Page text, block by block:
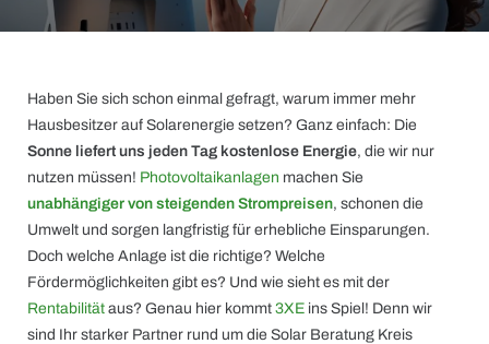
Haben Sie sich schon einmal gefragt, warum immer mehr
Hausbesitzer auf Solarenergie setzen? Ganz einfach: Die
Sonne liefert uns jeden Tag kostenlose Energie, die wir nur
nutzen müssen! Photovoltaikanlagen machen Sie
unabhängiger von steigenden Strompreisen, schonen die
Umwelt und sorgen langfristig für erhebliche Einsparungen.
Doch welche Anlage ist die richtige? Welche
Fördermöglichkeiten gibt es? Und wie sieht es mit der
Rentabilität aus? Genau hier kommt 3XE ins Spiel! Denn wir
sind Ihr starker Partner rund um die Solar Beratung Kreis